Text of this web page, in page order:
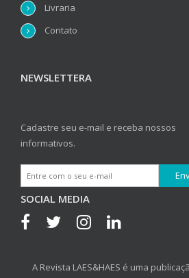
Livraria
Contato
NEWSLETTERA
Cadastre seu e-mail e receba nossos
informativos.
SOCIAL MEDIA
A Revista LAES&HAES é uma